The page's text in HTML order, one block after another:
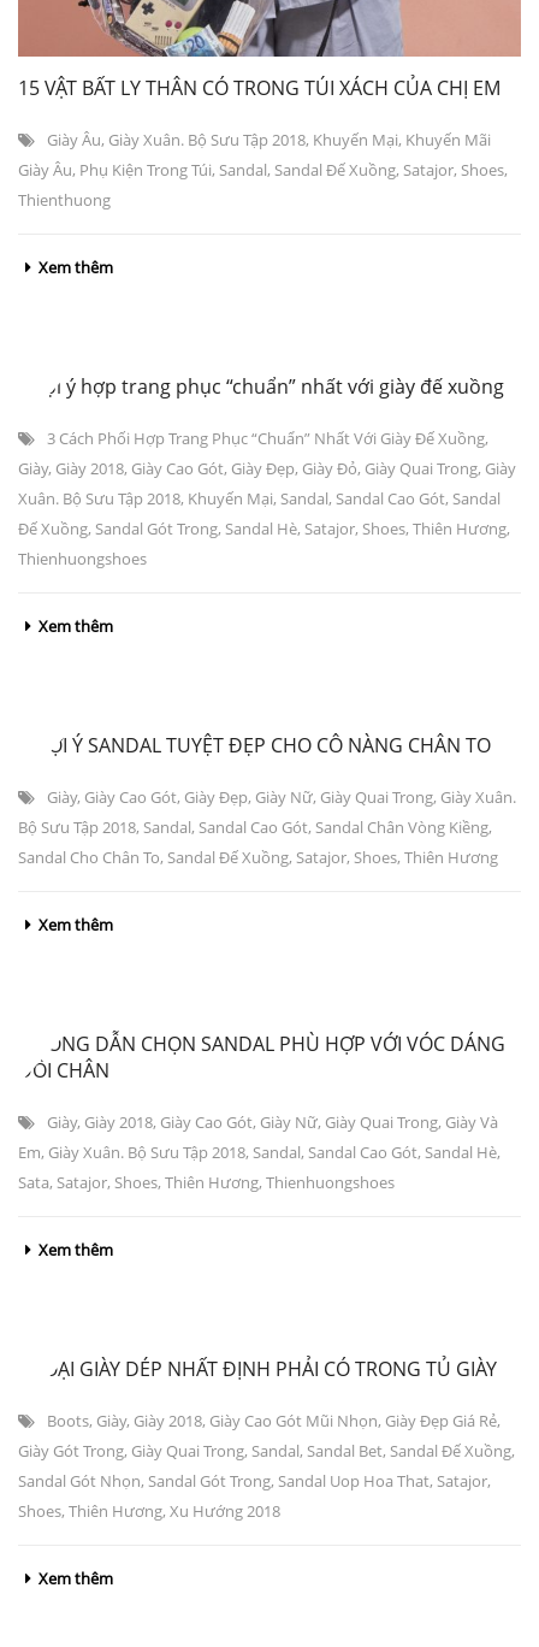
15 VẬT BẤT LY THÂN CÓ TRONG TÚI XÁCH CỦA CHỊ EM
Giày Âu, Giày Xuân. Bộ Sưu Tập 2018, Khuyến Mại, Khuyến Mãi
Giày Âu, Phụ Kiện Trong Túi, Sandal, Sandal Đế Xuồng, Satajor, Shoes,
Thienthuong
Xem thêm
3 gợi ý hợp trang phục “chuẩn” nhất với giày đế xuồng
3 Cách Phối Hợp Trang Phục “chuẩn” Nhất Với Giày Đế Xuồng,
Giày, Giày 2018, Giày Cao Gót, Giày Đẹp, Giày Đỏ, Giày Quai Trong, Giày
Xuân. Bộ Sưu Tập 2018, Khuyến Mại, Sandal, Sandal Cao Gót, Sandal
Đế Xuồng, Sandal Gót Trong, Sandal Hè, Satajor, Shoes, Thiên Hương,
Thienhuongshoes
Xem thêm
3 GỢI Ý SANDAL TUYỆT ĐẸP CHO CÔ NÀNG CHÂN TO
Giày, Giày Cao Gót, Giày Đẹp, Giày Nữ, Giày Quai Trong, Giày Xuân.
Bộ Sưu Tập 2018, Sandal, Sandal Cao Gót, Sandal Chân Vòng Kiềng,
Sandal Cho Chân To, Sandal Đế Xuồng, Satajor, Shoes, Thiên Hương
Xem thêm
HƯỠNG DẪN CHỌN SANDAL PHÙ HỢP VỚI VÓC DÁNG
ĐÔI CHÂN
Giày, Giày 2018, Giày Cao Gót, Giày Nữ, Giày Quai Trong, Giày Và
Em, Giày Xuân. Bộ Sưu Tập 2018, Sandal, Sandal Cao Gót, Sandal Hè,
Sata, Satajor, Shoes, Thiên Hương, Thienhuongshoes
Xem thêm
8 LOẠI GIÀY DÉP NHẤT ĐỊNH PHẢI CÓ TRONG TỦ GIÀY
Boots, Giày, Giày 2018, Giày Cao Gót Mũi Nhọn, Giày Đẹp Giá Rẻ,
Giày Gót Trong, Giày Quai Trong, Sandal, Sandal Bet, Sandal Đế Xuồng,
Sandal Gót Nhọn, Sandal Gót Trong, Sandal Uop Hoa That, Satajor,
Shoes, Thiên Hương, Xu Hướng 2018
Xem thêm